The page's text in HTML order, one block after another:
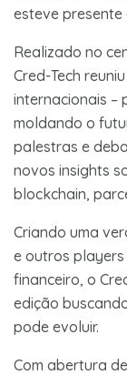
esteve presente
Realizado no
Cred-Tech
internacionais –
moldando o
palestras e
novos insights
blockchain,
Criando uma
e outros
financeiro, o
edição
pode evoluir.
Com abertura